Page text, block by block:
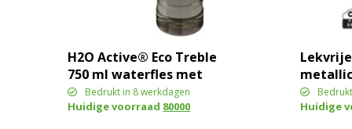
H2O Active® Eco Treble
750 ml waterfles met
schroefdop
Bedrukt in 8 werkdagen
Huidige voorraad 80000 Huidige